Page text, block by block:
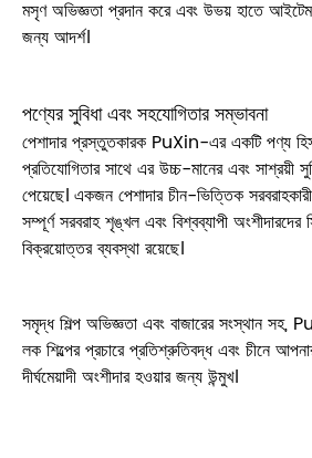
মসৃণ অভিজ্ঞতা প্রদান করে এবং উভয় হাতে আইটেম
জন্য আদর্শ।
পণ্যের সুবিধা এবং সহযোগিতার সম্ভাবনা
পেশাদার প্রস্তুতকারক PuXin-এর একটি পণ্য
প্রতিযোগিতার সাথে এর উচ্চ-মানের এবং সাশ্রয়ী
পেয়েছে। একজন পেশাদার চীন-ভিত্তিক
সম্পূর্ণ সরবরাহ শৃঙ্খল এবং বিশ্বব্যাপী
বিক্রয়োত্তর ব্যবস্থা রয়েছে।
সমৃদ্ধ শিল্প অভিজ্ঞতা এবং বাজারের সংস্থান সহ,
লক শিল্পের প্রচারে প্রতিশ্রুতিবদ্ধ এবং চীনে
দীর্ঘমেয়াদী অংশীদার হওয়ার জন্য উন্মুখ।